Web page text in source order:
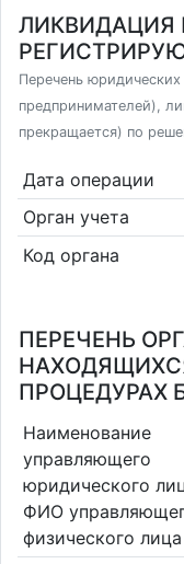
Перечень
предпринимателей),
прекращается) по
Дата операции
Орган учета
Код органа
ПЕРЕЧЕНЬ
ПРОЦЕДУРАХ
Наименование
управляющего
юридического
ФИО
физического лица